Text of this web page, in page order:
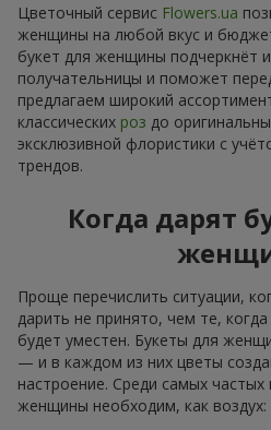
Цветочный сервис Flowers.ua
женщины на любой вкус и
букет для женщины подчеркнёт
получательницы и поможет
предлагаем широкий
классических роз до
эксклюзивной флористики с
трендов.
Когда дарят
Проще перечислить ситуации,
дарить не принято, чем те,
будет уместен. Букеты для
— и в каждом из них цветы
настроение. Среди самых
женщины необходим, как воздух: